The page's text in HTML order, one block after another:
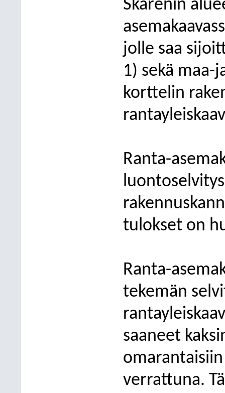
Skärenin
jolle saa
1) sekä maa-
korttelin
Ranta-
tulokset on
Ranta-
tekemän
saaneet
verrattuna.